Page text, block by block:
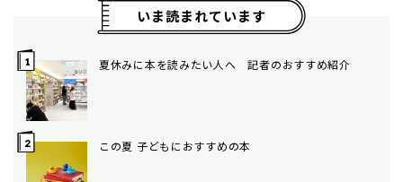
いま読まれています
夏休みに本を読みたい人へ 記者のおすすめ紹介
この夏 子どもにおすすめの本